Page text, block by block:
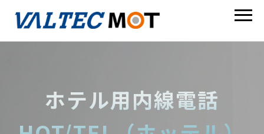
ホテル用内線電話